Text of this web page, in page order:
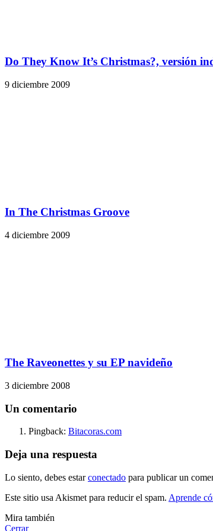
Do They Know It’s Christmas?, versión
9 diciembre 2009
In The Christmas Groove
4 diciembre 2009
The Raveonettes y su EP navideño
3 diciembre 2008
Un comentario
Pingback: Bitacoras.com
Deja una respuesta
Lo siento, debes estarconectado para publicar un
Este sitio usa Akismet para reducir el spam. Aprende
Mira también
Cerrar